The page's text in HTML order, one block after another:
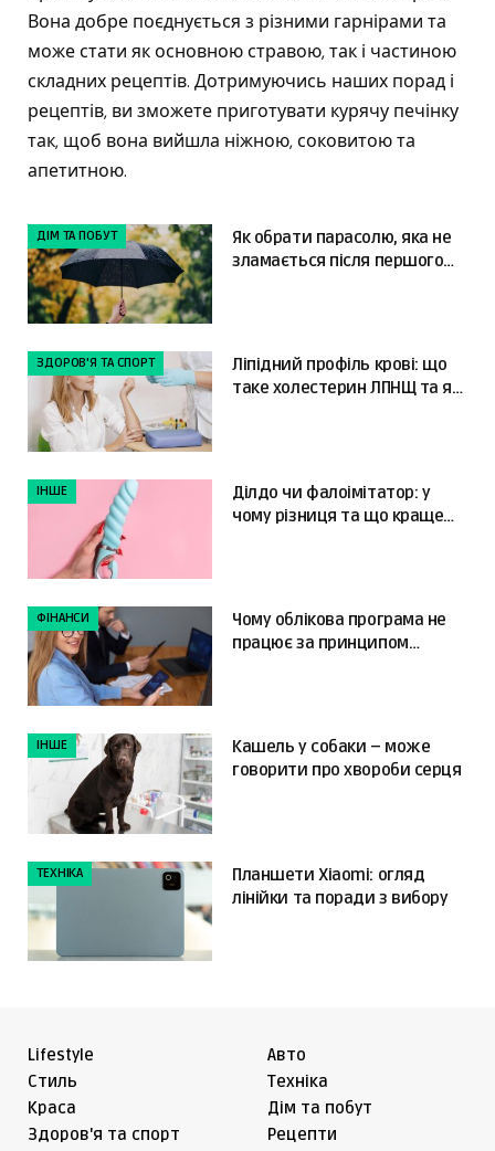
Вона добре поєднується з різними гарнірами та
може стати як основною стравою, так і частиною
складних рецептів. Дотримуючись наших порад і
рецептів, ви зможете приготувати курячу печінку
так, щоб вона вийшла ніжною, соковитою та
апетитною.
ДІМ ТА ПОБУТ
Як обрати парасолю, яка не
зламається після першого
ЗДОРОВ'Я ТА СПОРТ
Ліпідний профіль крові: що
таке холестерин ЛПНЩ та як
ІНШЕ
Ділдо чи фалоімітатор: у
чому різниця та що краще
ФІНАНСИ
Чому облікова програма не
працює за принципом
ІНШЕ
Кашель у собаки – може
говорити про хвороби серця
ТЕХНІКА
Планшети Xiaomi: огляд
лінійки та поради з вибору
Lifestyle
Cтиль
Краса
Здоров'я та спорт
Авто
Техніка
Дім та побут
Рецепти